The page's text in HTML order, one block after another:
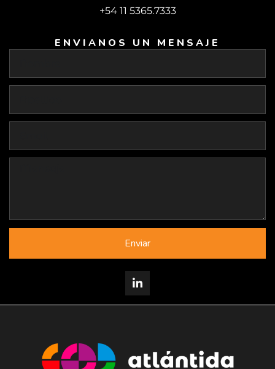
+54 11 5365.7333
ENVIANOS UN MENSAJE
Enviar